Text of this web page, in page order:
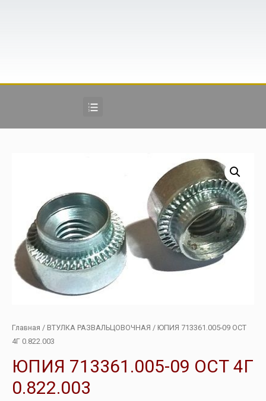
Главная / ВТУЛКА РАЗВАЛЬЦОВОЧНАЯ / ЮПИЯ 713361.005-09 ОСТ
4Г 0.822.003
ЮПИЯ 713361.005-09 ОСТ 4Г
0.822.003